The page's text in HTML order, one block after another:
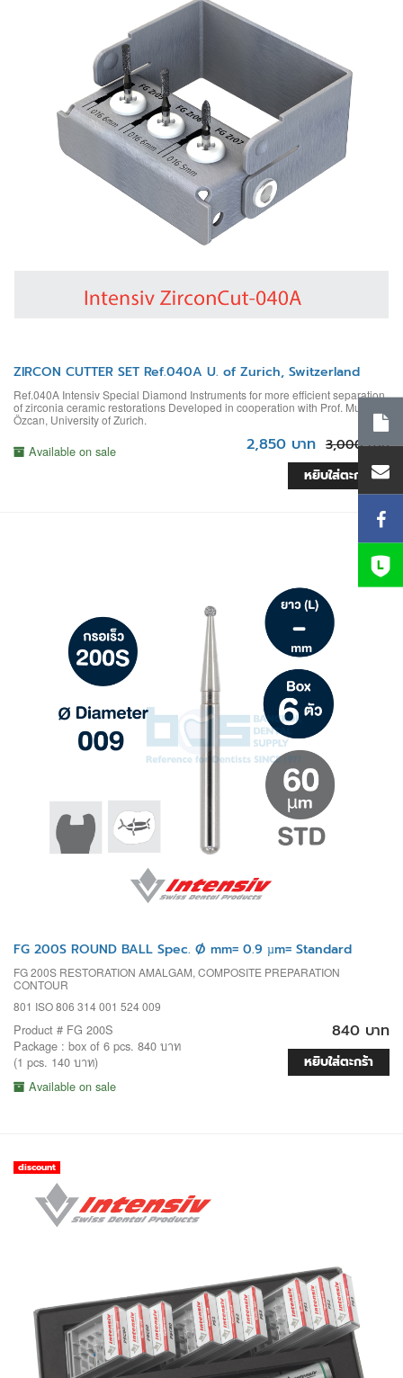
ZIRCON CUTTER SET Ref.040A U. of Zurich, Switzerland
Ref.040A Intensiv Special Diamond Instruments for more efficient separation
of zirconia ceramic restorations Developed in cooperation with Prof. Mutlu
Özcan, University of Zurich.
Available on sale 2,850 บาท 3,000 บาท
หยิบใส่ตะกร้า
FG 200S ROUND BALL Spec. Ø mm= 0.9 µm= Standard
FG 200S RESTORATION AMALGAM, COMPOSITE PREPARATION
CONTOUR
801 ISO 806 314 001 524 009
Product # FG 200S
Package : box of 6 pcs. 840 บาท
(1 pcs. 140 บาท)
Available on sale
840 บาท
หยิบใส่ตะกร้า
discount